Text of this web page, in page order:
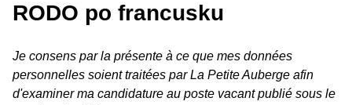
RODO po francusku
Je consens par la présente à ce que mes données
personnelles soient traitées par La Petite Auberge afin
d'examiner ma candidature au poste vacant publié sous le